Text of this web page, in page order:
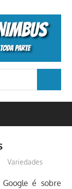
Variedades
é sobre